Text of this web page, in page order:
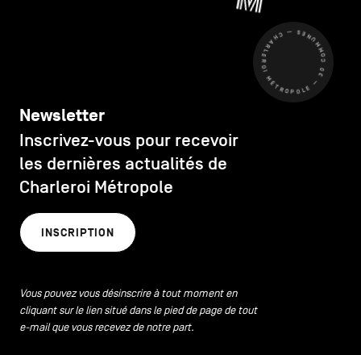
CHARLEROI MÉTROPOLE — 30 COMMUNES —
Newsletter
Inscrivez-vous pour recevoir
les dernières actualités de
Charleroi Métropole
INSCRIPTION
Vous pouvez vous désinscrire à tout moment en
cliquant sur le lien situé dans le pied de page de tout
e-mail que vous recevez de notre part.